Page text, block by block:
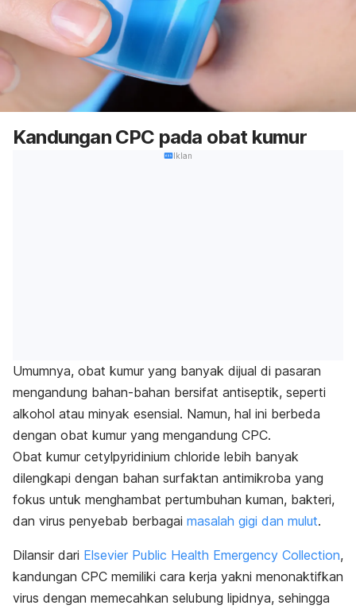
Kandungan CPC pada obat kumur
Iklan
Umumnya, obat kumur yang banyak dijual di pasaran
mengandung bahan-bahan bersifat antiseptik, seperti
alkohol atau minyak esensial. Namun, hal ini berbeda
dengan obat kumur yang mengandung CPC.
Obat kumur cetylpyridinium chloride lebih banyak
dilengkapi dengan bahan surfaktan antimikroba yang
fokus untuk menghambat pertumbuhan kuman, bakteri,
dan virus penyebab berbagai masalah gigi dan mulut.
Dilansir dari Elsevier Public Health Emergency Collection,
kandungan CPC memiliki cara kerja yakni menonaktifkan
virus dengan memecahkan selubung lipidnya, sehingga